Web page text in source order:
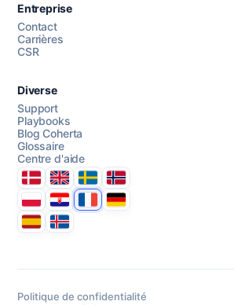
Entreprise
Contact
Carrières
CSR
Diverse
Support
Playbooks
Blog Coherta
Glossaire
Centre d'aide
DanmarkUnited Kingdom
SverigeNorge
PolskaHrvatskaFranceDeutschland
EspanaÍsland
Politique de confidentialité